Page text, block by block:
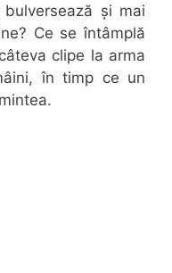
și mai
Ce se întâmplă
clipe la arma
în timp ce un